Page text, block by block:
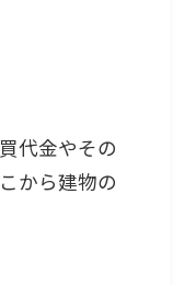
代金やその
から建物の